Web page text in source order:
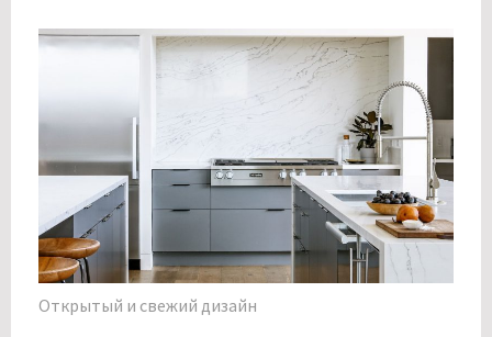
Открытый и свежий дизайн